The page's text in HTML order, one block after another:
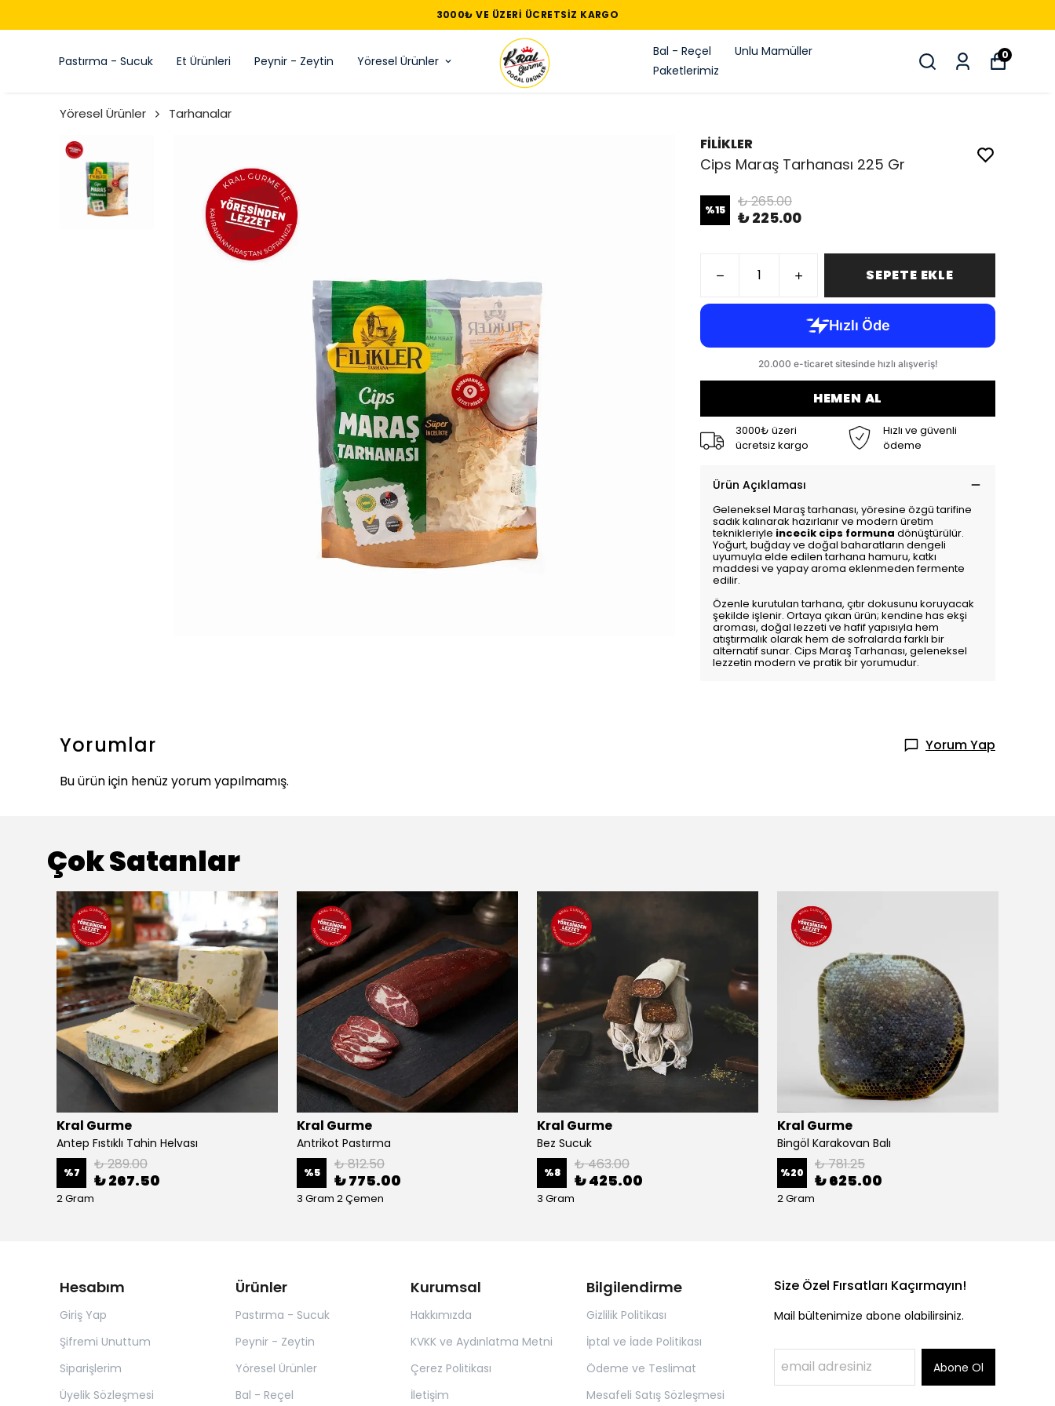
3000₺ VE ÜZERI ÜCRETSIZ KARGO
Pastırma - Sucuk Et Ürünleri Peynir - Zeytin Yöresel Ürünler
Bal - Reçel
Unlu Mamüller
Paketlerimiz
0
Yöresel Ürünler Tarhanalar
FİLİKLER
Cips Maraş Tarhanası 225 Gr
%15 ₺ 265.00
₺ 225.00
SEPETE EKLE
HEMEN AL
3000₺ üzeri
ücretsiz kargo
Hızlı ve güvenli
ödeme
Ürün Açıklaması
Geleneksel Maraş tarhanası, yöresine özgü tarifine
sadık kalınarak hazırlanır ve modern üretim
teknikleriyle incecik cips formuna dönüştürülür.
Yoğurt, buğday ve doğal baharatların dengeli
uyumuyla elde edilen tarhana hamuru, katkı
maddesi ve yapay aroma eklenmeden fermente
edilir.
Özenle kurutulan tarhana, çıtır dokusunu koruyacak
şekilde işlenir. Ortaya çıkan ürün; kendine has ekşi
aroması, doğal lezzeti ve hafif yapısıyla hem
atıştırmalık olarak hem de sofralarda farklı bir
alternatif sunar. Cips Maraş Tarhanası, geleneksel
lezzetin modern ve pratik bir yorumudur.
Yorumlar
Yorum Yap
Bu ürün için henüz yorum yapılmamış.
Çok Satanlar
Kral Gurme
Antep Fıstıklı Tahin Helvası
%7 ₺ 289.00
₺ 267.50
2 Gram
Kral Gurme
Antrikot Pastırma
%5 ₺ 812.50
₺ 775.00
3 Gram 2 Çemen
Kral Gurme
Bez Sucuk
%8 ₺ 463.00
₺ 425.00
3 Gram
Kral Gurme
Bingöl Karakovan Balı
%20 ₺ 781.25
₺ 625.00
2 Gram
Hesabım
Giriş Yap
Şifremi Unuttum
Siparişlerim
Üyelik Sözleşmesi
Ürünler
Pastırma - Sucuk
Peynir - Zeytin
Yöresel Ürünler
Bal - Reçel
Kurumsal
Hakkımızda
KVKK ve Aydınlatma Metni
Çerez Politikası
İletişim
Bilgilendirme
Gizlilik Politikası
İptal ve İade Politikası
Ödeme ve Teslimat
Mesafeli Satış Sözleşmesi
Size Özel Fırsatları Kaçırmayın!
Mail bültenimize abone olabilirsiniz.
Abone Ol